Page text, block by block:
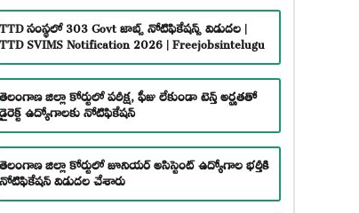
TTD సంస్థలో 303 Govt జాబ్స్ నోటిఫికేషన్స్ విడుదల |
TTD SVIMS Notification 2026 | Freejobsintelugu
తెలంగాణ జిల్లా కోర్టులో పరీక్ష, ఫీజు లేకుండా టెన్త్ అర్హతతో
డైరెక్ట్ ఉద్యోగాలకు నోటిఫికేషన్
తెలంగాణ జిల్లా కోర్టులో జూనియర్ అసిస్టెంట్ ఉద్యోగాల భర్తీకి
నోటిఫికేషన్ విడుదల చేశారు